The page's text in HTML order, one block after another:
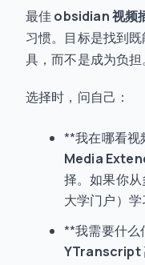
最佳 obsidian 视频
习惯。目标是找到
具，而不是成为负担
选择时，问自己：
**我在哪看视
Media
择。如果你从
大学门户）学
**我需要什么
YTranscript